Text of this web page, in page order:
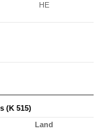
HE
(K 515)
Land